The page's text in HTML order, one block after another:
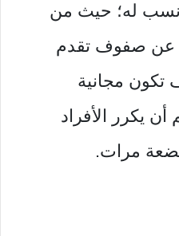
أنسب له؛ حيث من
عن صفوف تقدم
تكون مجانية
يكرر الأفراد
مرات.